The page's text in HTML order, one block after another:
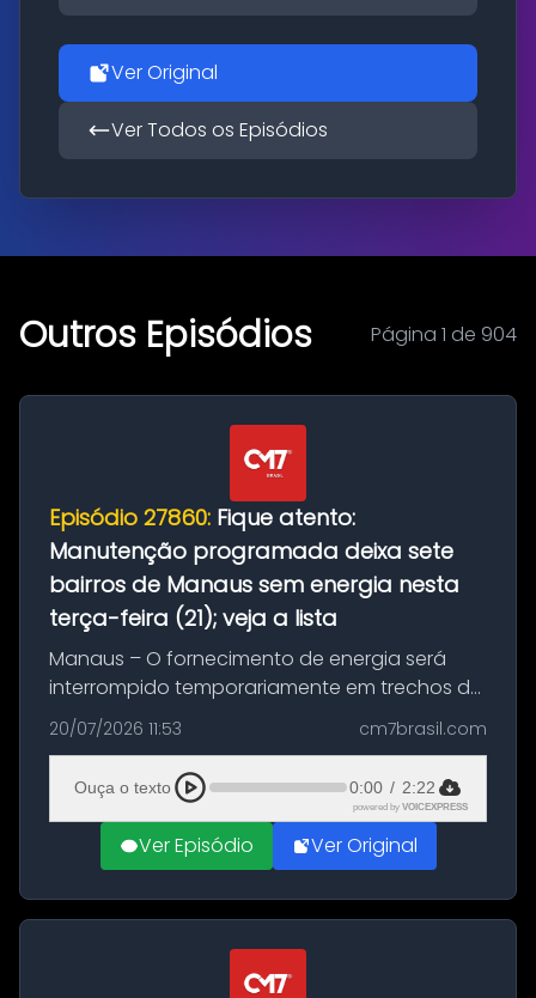
Ver Original
Ver Todos os Episódios
Outros Episódios Página 1 de 904
Episódio 27860: Fique atento:
Manutenção programada deixa sete
bairros de Manaus sem energia nesta
terça-feira (21); veja a lista
Manaus – O fornecimento de energia será
interrompido temporariamente em trechos de
sete bairros de Manaus nesta terça-feira (21).
A suspensão programada ocorrerá para a
execução de serviços de manuten...
20/07/2026 11:53 cm7brasil.com
Ouça o texto 0:00 / 2:22
powered by VOICEXPRESS
Ver Episódio Ver Original